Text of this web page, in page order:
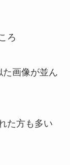
ろ
画像が並ん
た方も多い